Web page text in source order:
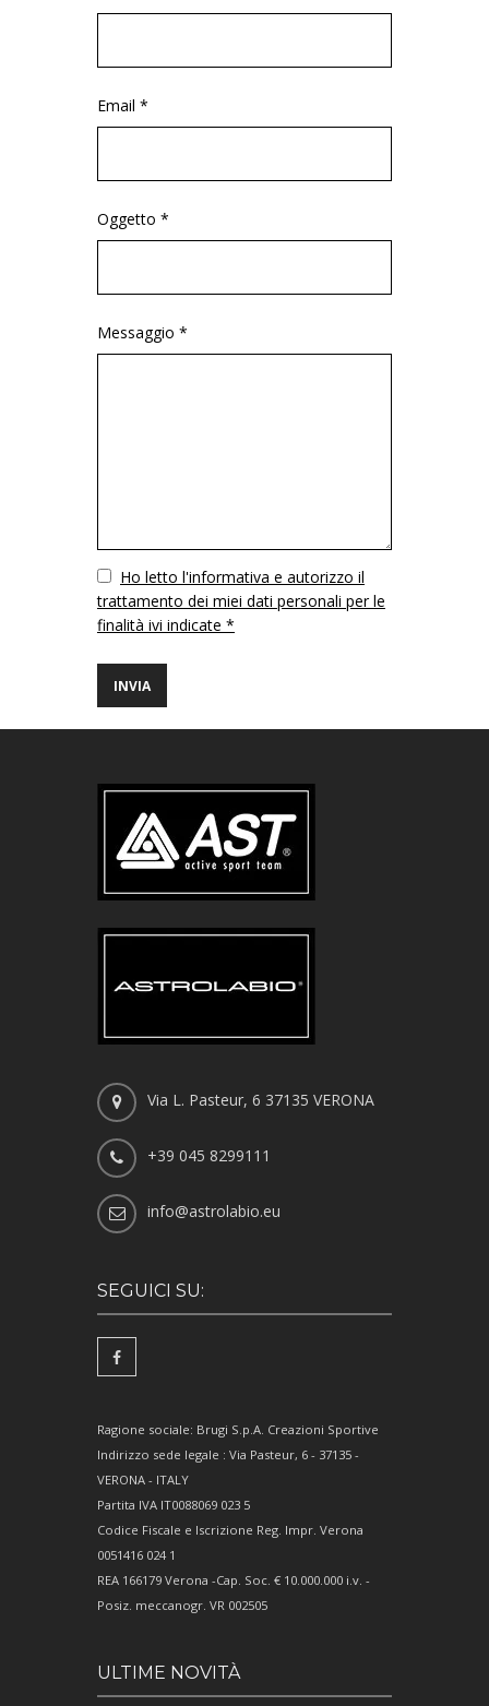
Email *
Oggetto *
Messaggio *
VuotoHo letto l'informativa e autorizzo il
trattamento dei miei dati personali per le
finalità ivi indicate *
Via L. Pasteur, 6 37135 VERONA
+39 045 8299111
info@astrolabio.eu
SEGUICI SU:
Ragione sociale: Brugi S.p.A. Creazioni Sportive
Indirizzo sede legale : Via Pasteur, 6 - 37135 -
VERONA - ITALY
Partita IVA IT0088069 023 5
Codice Fiscale e Iscrizione Reg. Impr. Verona
0051416 024 1
REA 166179 Verona -Cap. Soc. € 10.000.000 i.v. -
Posiz. meccanogr. VR 002505
ULTIME NOVITÀ